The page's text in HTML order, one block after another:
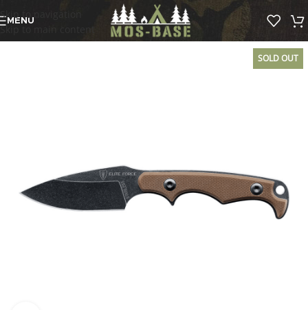
Skip to navigation
Skip to main content
MENU
SOLD OUT